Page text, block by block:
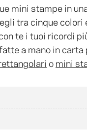
mini stampe in
tra cinque colori
te i tuoi ricordi
a mano in
omini